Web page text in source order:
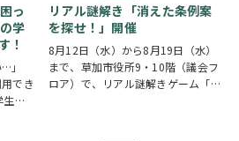
っ
学
！
」
でき
・
リアル謎解き「消えた条例案
を探せ！」開催
8月12日（水）から8月19日（水）
まで、草加市役所9・10階（議会フ
ロア）で、リアル謎解きゲーム「消